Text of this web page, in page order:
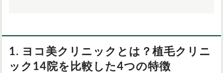
1. ヨコ美クリニックとは？植毛クリニ
ック14院を比較した4つの特徴